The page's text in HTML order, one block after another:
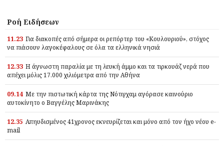
Ροή Ειδήσεων
11.23 Για διακοπές από σήμερα οι ρεπόρτερ του «Κουλουριού», στόχος
να πιάσουν λαγοκέφαλους σε όλα τα ελληνικά νησιά
12.33 Η άγνωστη παραλία με τη λευκή άμμο και τα τιρκουάζ νερά που
απέχει μόλις 17.000 χιλιόμετρα από την Αθήνα
09.14 Με την πιστωτική κάρτα της Νότιγχαμ αγόρασε καινούριο
αυτοκίνητο ο Βαγγέλης Μαρινάκης
12.35 Απηυδισμένος 41χρονος εκνευρίζεται και μόνο από τον ήχο νέου e-
mail